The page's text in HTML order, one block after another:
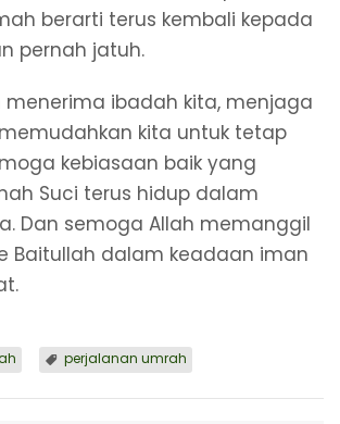
berarti terus kembali kepada
pernah jatuh.
menerima ibadah kita, menjaga
kita untuk tetap
kebiasaan baik yang
Suci terus hidup dalam
Dan semoga Allah memanggil
Baitullah dalam keadaan iman
perjalanan umrah